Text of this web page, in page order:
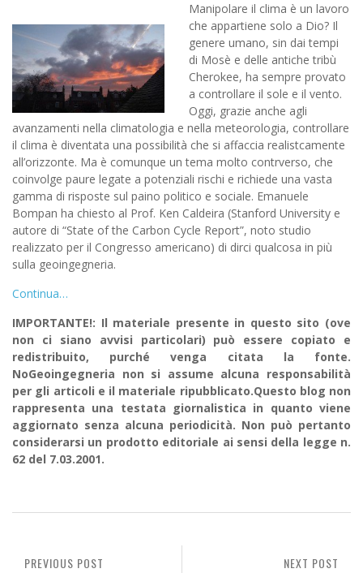
Manipolare il clima è un lavoro
che appartiene solo a Dio? Il
genere umano, sin dai tempi
di Mosè e delle antiche tribù
Cherokee, ha sempre provato
a controllare il sole e il vento.
Oggi, grazie anche agli
avanzamenti nella climatologia e nella meteorologia, controllare
il clima è diventata una possibilità che si affaccia realistcamente
all’orizzonte. Ma è comunque un tema molto contrverso, che
coinvolge paure legate a potenziali rischi e richiede una vasta
gamma di risposte sul paino politico e sociale. Emanuele
Bompan ha chiesto al Prof. Ken Caldeira (Stanford University e
autore di “State of the Carbon Cycle Report”, noto studio
realizzato per il Congresso americano) di dirci qualcosa in più
sulla geoingegneria.
Continua…
IMPORTANTE!: Il materiale presente in questo sito (ove
non ci siano avvisi particolari) può essere copiato e
redistribuito, purché venga citata la fonte.
NoGeoingegneria non si assume alcuna responsabilità
per gli articoli e il materiale ripubblicato.Questo blog non
rappresenta una testata giornalistica in quanto viene
aggiornato senza alcuna periodicità. Non può pertanto
considerarsi un prodotto editoriale ai sensi della legge n.
62 del 7.03.2001.
NEXT POST
PREVIOUS POST